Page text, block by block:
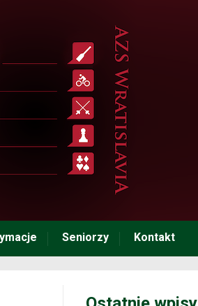
Seniorzy Kontakt